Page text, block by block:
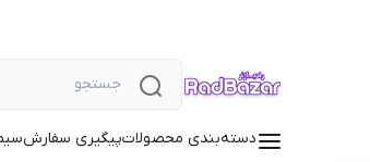
دسته‌بندی محصولاتپیگیری سفارش